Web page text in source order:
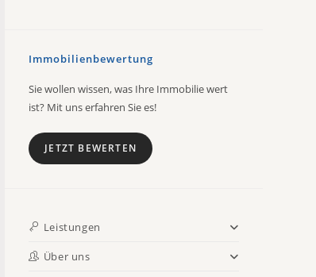
Immobilienbewertung
Sie wollen wissen, was Ihre Immobilie wert
ist? Mit uns erfahren Sie es!
JETZT BEWERTEN
Leistungen
Über uns